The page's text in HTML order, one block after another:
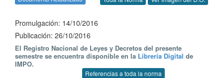
Promulgación: 14/10/2016
Publicación: 26/10/2016
El Registro Nacional de Leyes y Decretos del presente
semestre se encuentra disponible en la Librería Digital de
IMPO.
Referencias a toda la norma